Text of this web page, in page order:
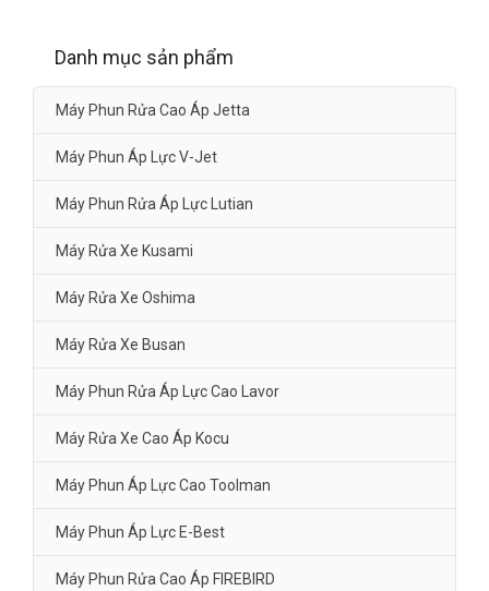
Danh mục sản phẩm
Máy Phun Rửa Cao Áp Jetta
Máy Phun Áp Lực V-Jet
Máy Phun Rửa Áp Lực Lutian
Máy Rửa Xe Kusami
Máy Rửa Xe Oshima
Máy Rửa Xe Busan
Máy Phun Rửa Áp Lực Cao Lavor
Máy Rửa Xe Cao Áp Kocu
Máy Phun Áp Lực Cao Toolman
Máy Phun Áp Lực E-Best
Máy Phun Rửa Cao Áp FIREBIRD